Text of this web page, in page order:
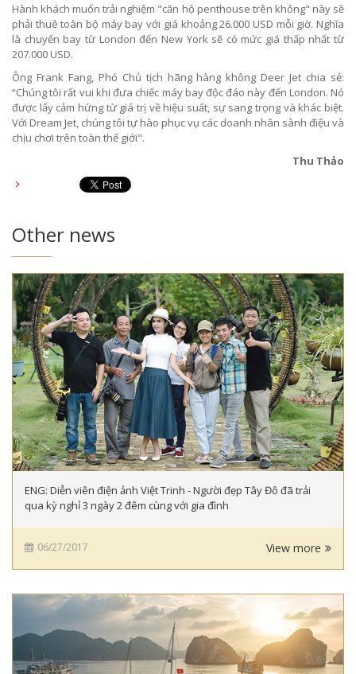
Hành khách muốn trải nghiệm "căn hộ penthouse trên không" này sẽ
phải thuê toàn bộ máy bay với giá khoảng 26.000 USD mỗi giờ. Nghĩa
là chuyến bay từ London đến New York sẽ có mức giá thấp nhất từ
207.000 USD.
Ông Frank Fang, Phó Chủ tịch hãng hàng không Deer Jet chia sẻ:
“Chúng tôi rất vui khi đưa chiếc máy bay độc đáo này đến London. Nó
được lấy cảm hứng từ giá trị về hiệu suất, sự sang trọng và khác biệt.
Với Dream Jet, chúng tôi tự hào phục vụ các doanh nhân sành điệu và
chịu chơi trên toàn thế giới".
Thu Thảo
Other news
ENG: Diễn viên điện ảnh Việt Trinh - Người đẹp Tây Đô đã trải
qua kỳ nghỉ 3 ngày 2 đêm cùng với gia đình
06/27/2017 View more